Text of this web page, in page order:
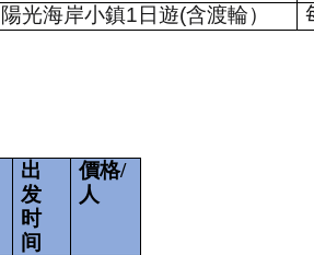
陽光海岸小鎮1日遊(含渡輪）
出
发
时
间
價格/
人